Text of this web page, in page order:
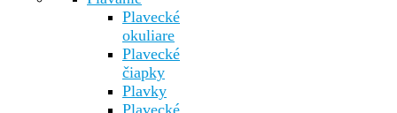
Plavecké
okuliare
Plavecké
čiapky
Plavky
Plavecké